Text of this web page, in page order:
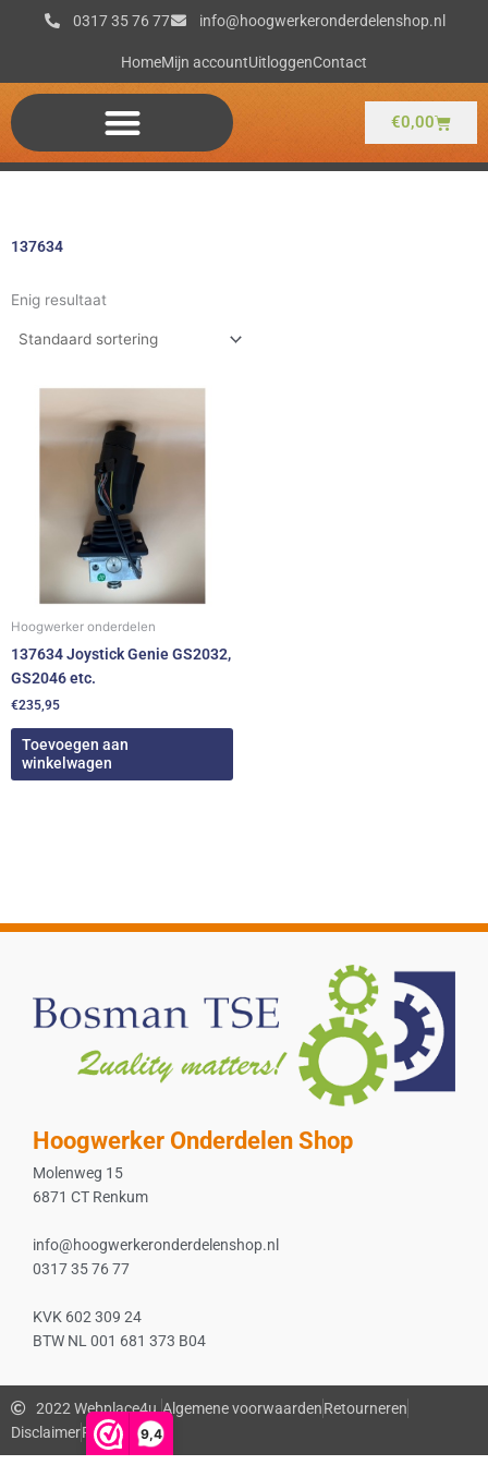
9,4
inhoud
0317 35 76 77 info@hoogwerkeronderdelenshop.nl
HomeMijn accountUitloggenContact
€0,00
137634
Enig resultaat
Hoogwerker onderdelen
137634 Joystick Genie GS2032,
GS2046 etc.
€235,95
Toevoegen aan
winkelwagen
Hoogwerker Onderdelen Shop
Molenweg 15
6871 CT Renkum
info@hoogwerkeronderdelenshop.nl
0317 35 76 77
KVK 602 309 24
BTW NL 001 681 373 B04
2022 Webplace4u.Algemene voorwaardenRetourneren
DisclaimerPrivacybeleid